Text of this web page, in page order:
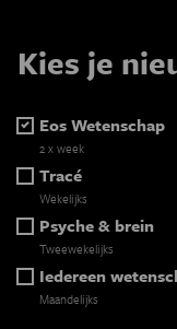
Kies je
Eos Wetenschap
2 x week
Tracé
Wekelijks
Psyche & brein
Tweewekelijks
Iedereen
Maandelijks